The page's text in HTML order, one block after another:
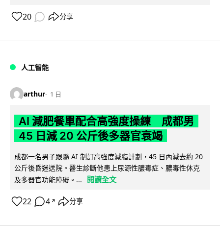
20 分享
人工智能
arthur 1 日
AI 減肥餐單配合高強度操練 成都男
45 日減 20 公斤後多器官衰竭
成都一名男子跟隨 AI 制訂高強度減脂計劃，45 日內減去約 20
公斤後昏迷送院。醫生診斷他患上尿源性膿毒症、膿毒性休克
及多器官功能障礙。...
閱讀全文
22 4 ↗ 分享